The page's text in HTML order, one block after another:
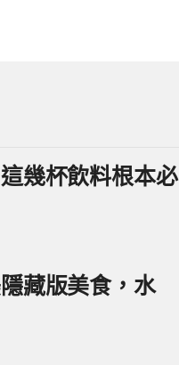
幾杯飲料根本必
藏版美食，水